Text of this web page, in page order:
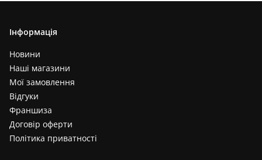
Інформація
Новини
Наші магазини
Мої замовлення
Відгуки
Франшиза
Договір оферти
Політика приватності